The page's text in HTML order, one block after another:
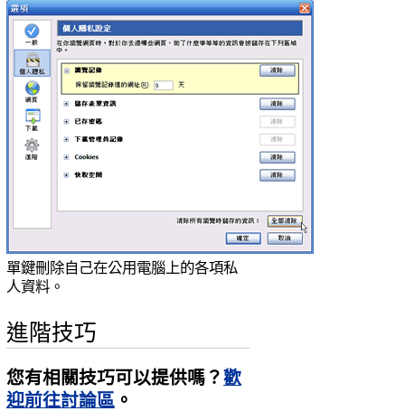
單鍵刪除自己在公用電腦上的各項私
人資料。
進階技巧
您有相關技巧可以提供嗎？歡
迎前往討論區 。